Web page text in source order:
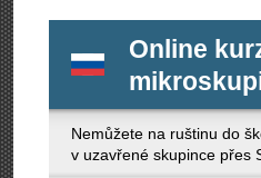
Online
Nemůžete na ruštinu do
v uzavřené skupince přes